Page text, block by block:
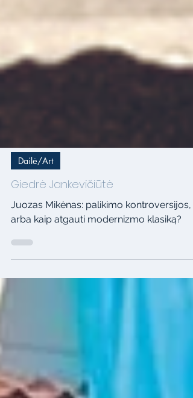
Dailė/Art
Giedrė Jankevičiūtė
arba kaip atgauti modernizmo klasiką?